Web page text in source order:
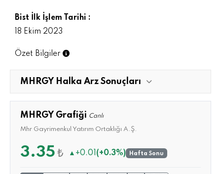
Bist İlk İşlem Tarihi :
18 Ekim 2023
Özet Bilgiler
MHRGY Halka Arz Sonuçları
MHRGY Grafiği Canlı
Mhr Gayrimenkul Yatırım Ortaklığı A.Ş.
3.35 ₺ ▲ +0.01 (+0.3%) Hafta Sonu